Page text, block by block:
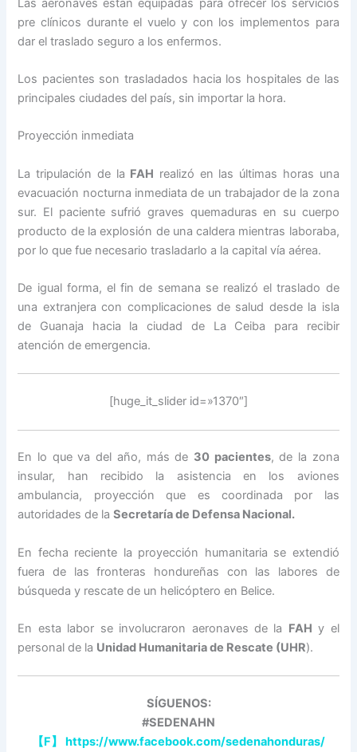
Las aeronaves están equipadas para ofrecer los servicios
pre clínicos durante el vuelo y con los implementos para
dar el traslado seguro a los enfermos.
Los pacientes son trasladados hacia los hospitales de las
principales ciudades del país, sin importar la hora.
Proyección inmediata
La tripulación de la FAH realizó en las últimas horas una
evacuación nocturna inmediata de un trabajador de la zona
sur. El paciente sufrió graves quemaduras en su cuerpo
producto de la explosión de una caldera mientras laboraba,
por lo que fue necesario trasladarlo a la capital vía aérea.
De igual forma, el fin de semana se realizó el traslado de
una extranjera con complicaciones de salud desde la isla
de Guanaja hacia la ciudad de La Ceiba para recibir
atención de emergencia.
[huge_it_slider id=»1370″]
En lo que va del año, más de 30 pacientes, de la zona
insular, han recibido la asistencia en los aviones
ambulancia, proyección que es coordinada por las
autoridades de laSecretaría de Defensa Nacional.
En fecha reciente la proyección humanitaria se extendió
fuera de las fronteras hondureñas con las labores de
búsqueda y rescate de un helicóptero en Belice.
En esta labor se involucraron aeronaves de la FAH y el
personal de la Unidad Humanitaria de Rescate (UHR).
SÍGUENOS:
#SEDENAHN
【F】 https://www.facebook.com/sedenahonduras/